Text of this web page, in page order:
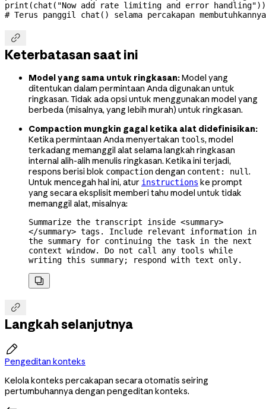
print (chat( "Now add rate limiting and error handling"))
# Terus panggil chat() selama percakapan membutuhkannya

Keterbatasan saat ini
Model yang sama untuk ringkasan:Model yang
ditentukan dalam permintaan Anda digunakan untuk
ringkasan. Tidak ada opsi untuk menggunakan model yang
berbeda (misalnya, yang lebih murah) untuk ringkasan.
Compaction mungkin gagal ketika alat didefinisikan:
Ketika permintaan Anda menyertakan tools, model
terkadang memanggil alat selama langkah ringkasan
internal alih-alih menulis ringkasan. Ketika ini terjadi,
respons berisi blok compactiondengan content: null.
Untuk mencegah hal ini, atur instructions ke prompt
yang secara eksplisit memberi tahu model untuk tidak
memanggil alat, misalnya:
Summarize the transcript inside <summary>
</summary> tags. Include relevant information in
the summary for continuing the task in the next
context window. Do not call any tools while
writing this summary; respond with text only.


Langkah selanjutnya

Pengeditan konteks
Kelola konteks percakapan secara otomatis seiring
pertumbuhannya dengan pengeditan konteks.